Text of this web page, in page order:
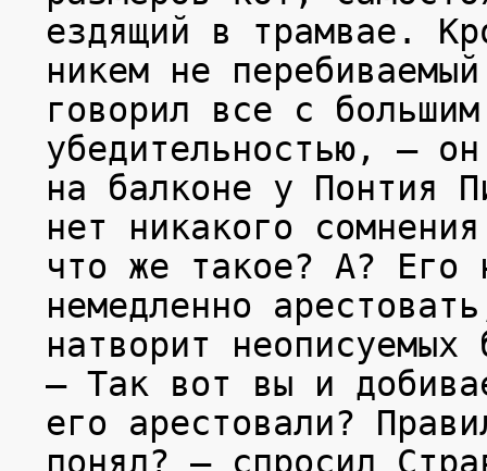
ездящий в трамвае.
никем не
говорил все с
убедительностью, —
на балконе у Понтия
нет никакого
что же такое? А? Его
немедленно
натворит неописуемых
— Так вот вы и
его арестовали?
понял? — спросил